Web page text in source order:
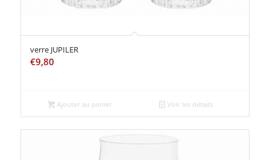
verre JUPILER
€9,80
Ajouter au panier Voir les détails